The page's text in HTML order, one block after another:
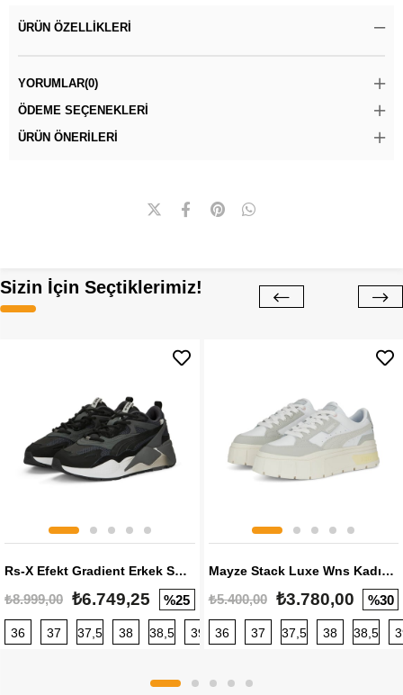
ÜRÜN ÖZELLIKLERI
YORUMLAR(0)
ÖDEME SEÇENEKLERI
ÜRÜN ÖNERILERI
Sizin İçin Seçtiklerimiz!
Rs-X Efekt Gradient Erkek Sneaker
₺8.999,00 ₺6.749,25 %25
36 37 37,5 38 38,5 39 40 40,5 41 42 42,5
Mayze Stack Luxe Wns Kadın Sneaker
₺5.400,00 ₺3.780,00 %30
36 37 37,5 38 38,5